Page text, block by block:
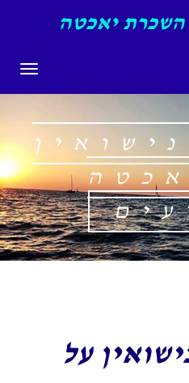
השכרת יאכטה
על